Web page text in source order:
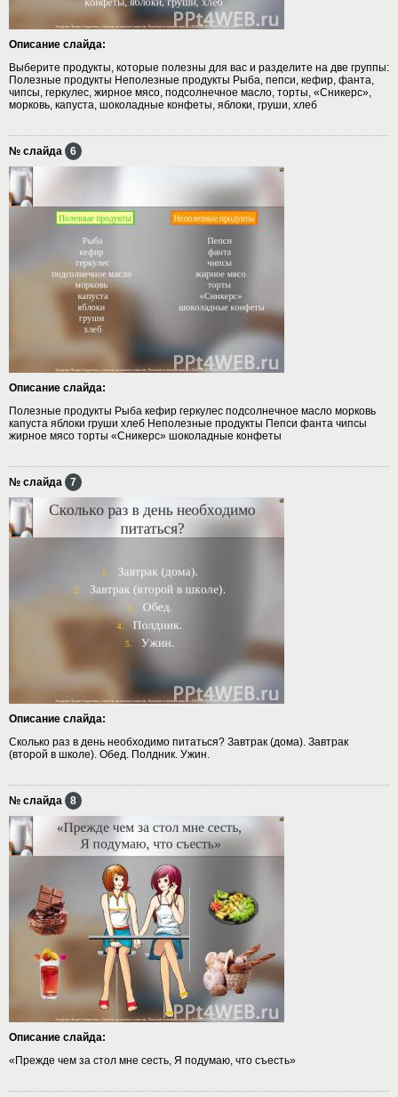
Описание слайда:
Выберите продукты, которые полезны для вас и разделите на две группы:
Полезные продукты Неполезные продукты Рыба, пепси, кефир, фанта,
чипсы, геркулес, жирное мясо, подсолнечное масло, торты, «Сникерс»,
морковь, капуста, шоколадные конфеты, яблоки, груши, хлеб
№ слайда 6
Описание слайда:
Полезные продукты Рыба кефир геркулес подсолнечное масло морковь
капуста яблоки груши хлеб Неполезные продукты Пепси фанта чипсы
жирное мясо торты «Сникерс» шоколадные конфеты
№ слайда 7
Описание слайда:
Сколько раз в день необходимо питаться? Завтрак (дома). Завтрак
(второй в школе). Обед. Полдник. Ужин.
№ слайда 8
Описание слайда:
«Прежде чем за стол мне сесть, Я подумаю, что съесть»